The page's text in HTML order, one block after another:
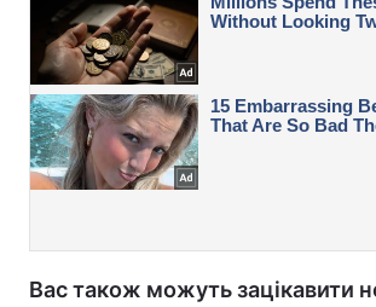
Вас також можуть зацікавити